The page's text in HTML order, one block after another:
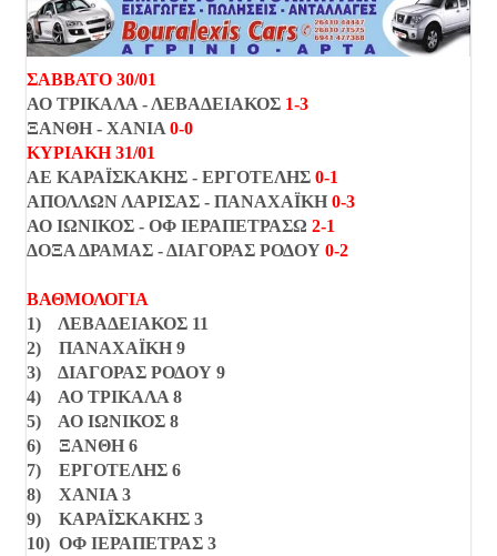
ΣΑΒΒΑΤΟ 30/01
ΑΟ ΤΡΙΚΑΛΑ - ΛΕΒΑΔΕΙΑΚΟΣ 1-3
ΞΑΝΘΗ - ΧΑΝΙΑ 0-0
ΚΥΡΙΑΚΗ 31/01
ΑΕ ΚΑΡΑΪΣΚΑΚΗΣ - ΕΡΓΟΤΕΛΗΣ 0-1
ΑΠΟΛΛΩΝ ΛΑΡΙΣΑΣ - ΠΑΝΑΧΑΪΚΗ 0-3
ΑΟ ΙΩΝΙΚΟΣ - ΟΦ ΙΕΡΑΠΕΤΡΑΣΩ 2-1
ΔΟΞΑ ΔΡΑΜΑΣ - ΔΙΑΓΟΡΑΣ ΡΟΔΟΥ 0-2
ΒΑΘΜΟΛΟΓΙΑ
1) ΛΕΒΑΔΕΙΑΚΟΣ 11
2) ΠΑΝΑΧΑΪΚΗ 9
3) ΔΙΑΓΟΡΑΣ ΡΟΔΟΥ 9
4) ΑΟ ΤΡΙΚΑΛΑ 8
5) ΑΟ ΙΩΝΙΚΟΣ 8
6) ΞΑΝΘΗ 6
7) ΕΡΓΟΤΕΛΗΣ 6
8) ΧΑΝΙΑ 3
9) ΚΑΡΑΪΣΚΑΚΗΣ 3
10) ΟΦ ΙΕΡΑΠΕΤΡΑΣ 3